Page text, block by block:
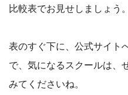
比較表でお見せしましょう。
表のすぐ下に、公式サイト
で、気になるスクールは、
みてくださいね。